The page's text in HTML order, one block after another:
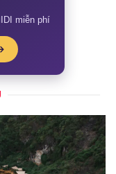
miễn phí